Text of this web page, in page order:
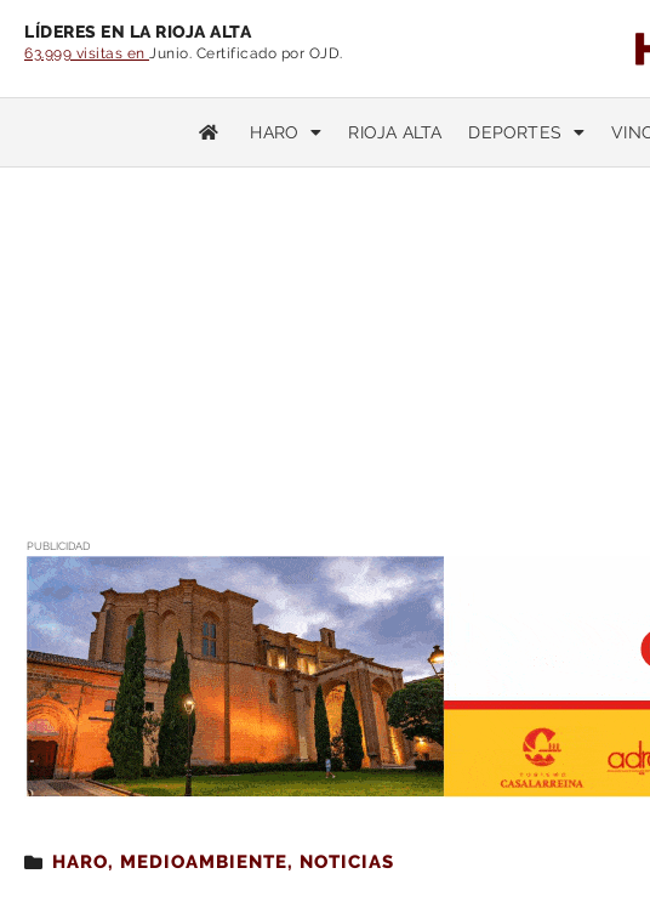
LÍDERES EN LA RIOJA ALTA
63.999 visitas en Junio. Certificado por OJD.
HARO RIOJA ALTA DEPORTES
PUBLICIDAD
Estás leyendo : Haro invierte 100.000 euros en la compra de una parcela en Rioja Palomar para la
HARO, MEDIOAMBIENTE, NOTICIAS